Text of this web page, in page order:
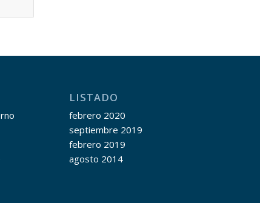
LISTADO
febrero 2020
septiembre 2019
febrero 2019
agosto 2014